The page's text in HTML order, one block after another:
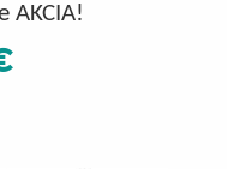
AKCIA!